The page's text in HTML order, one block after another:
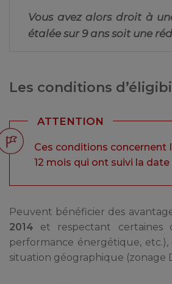
Vous avez alors droit à
étalée sur 9 ans soit une
Les conditions
ATTENTION
Ces conditions concernent
12 mois qui ont suivi la
Peuvent bénéficier des
2014 et respectant certaines
performance énergétique, etc.),
situation géographique (zonage